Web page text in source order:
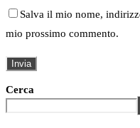
Salva il mio nome,
mio prossimo commento.
Cerca